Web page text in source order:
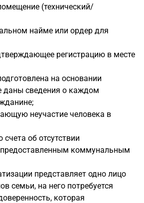
(технический/
найме или ордер для
регистрацию в месте
на основании
даны сведения о каждом
неучастие человека в
об отсутствии
коммунальным
представляет одно лицо
семьи, на него потребуется
которая